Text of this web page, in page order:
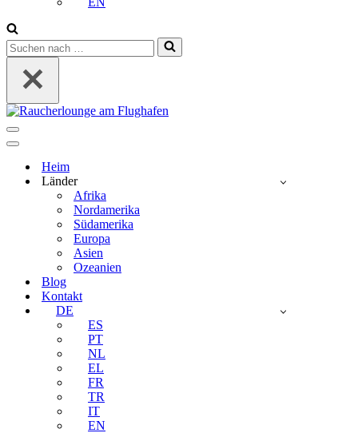
Suchen
nach …
Navigations-
Menü
Navigations-
Heim
Länder
Afrika
Nordamerika
Südamerika
Europa
Asien
Ozeanien
Blog
Kontakt
DE
ES
PT
NL
EL
FR
TR
IT
EN